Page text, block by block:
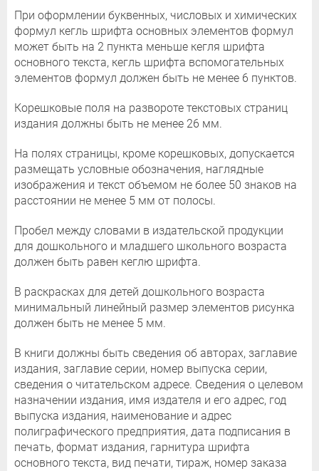
При оформлении буквенных, числовых и химических
формул кегль шрифта основных элементов формул
может быть на 2 пункта меньше кегля шрифта
основного текста, кегль шрифта вспомогательных
элементов формул должен быть не менее 6 пунктов.
Корешковые поля на развороте текстовых страниц
издания должны быть не менее 26 мм.
На полях страницы, кроме корешковых, допускается
размещать условные обозначения, наглядные
изображения и текст объемом не более 50 знаков на
расстоянии не менее 5 мм от полосы.
Пробел между словами в издательской продукции
для дошкольного и младшего школьного возраста
должен быть равен кеглю шрифта.
В раскрасках для детей дошкольного возраста
минимальный линейный размер элементов рисунка
должен быть не менее 5 мм.
В книги должны быть сведения об авторах, заглавие
издания, заглавие серии, номер выпуска серии,
сведения о читательском адресе. Сведения о целевом
назначении издания, имя издателя и его адрес, год
выпуска издания, наименование и адрес
полиграфического предприятия, дата подписания в
печать, формат издания, гарнитура шрифта
основного текста, вид печати, тираж, номер заказа